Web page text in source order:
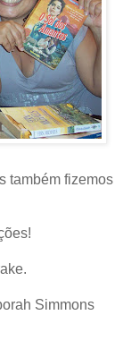
também fizemos
Simmons